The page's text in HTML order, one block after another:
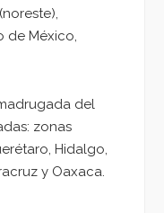
de México,
del
zonas
Hidalgo,
y Oaxaca.